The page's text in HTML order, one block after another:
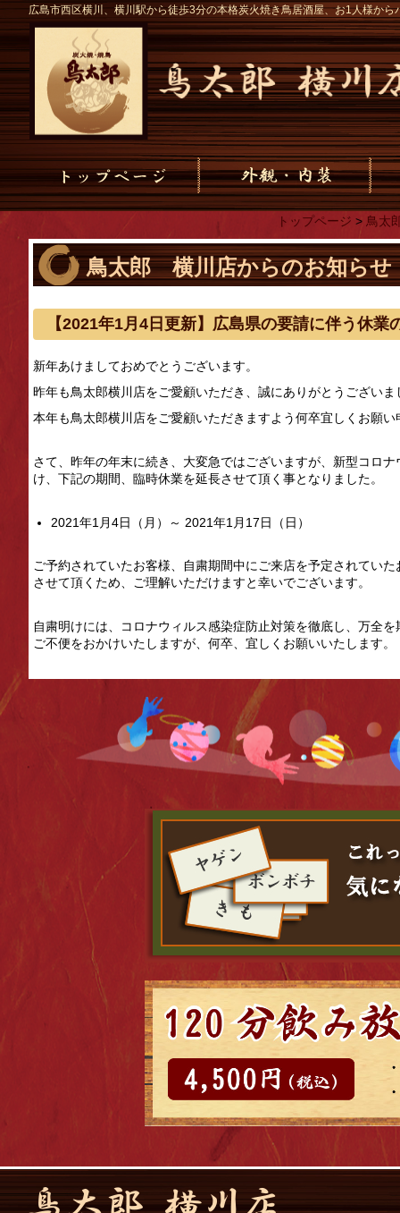
広島市西区横川、横川駅から徒歩3分の本格炭火焼き鳥居酒屋、お1人様か
トップページ > 鳥太
鳥太郎 横川店からのお知らせ
【2021年1月4日更新】広島県の要請に伴う休業
新年あけましておめでとうございます。
昨年も鳥太郎横川店をご愛顧いただき、誠にありがとうございま
本年も鳥太郎横川店をご愛顧いただきますよう何卒宜しくお願い
さて、昨年の年末に続き、大変急ではございますが、新型コロ
け、下記の期間、臨時休業を延長させて頂く事となりました。
2021年1月4日（月）～ 2021年1月17日（日）
ご予約されていたお客様、自粛期間中にご来店を予定されてい
させて頂くため、ご理解いただけますと幸いでございます。
自粛明けには、コロナウィルス感染症防止対策を徹底し、万全
ご不便をおかけいたしますが、何卒、宜しくお願いいたします。